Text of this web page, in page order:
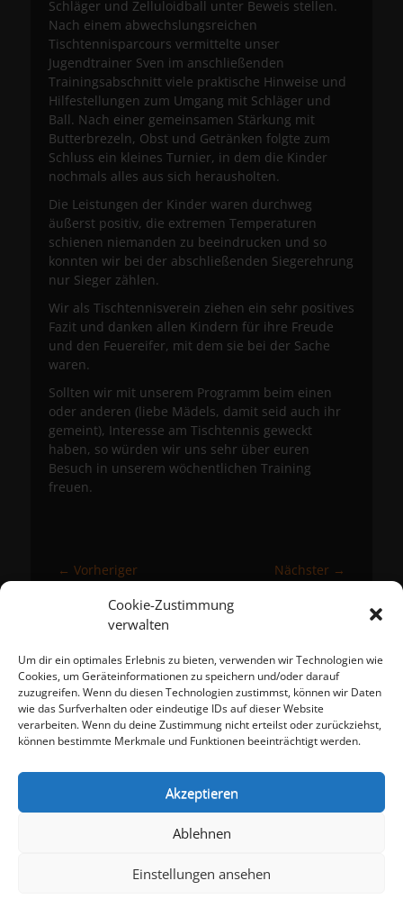
Cookie-Zustimmung
verwalten
Um dir ein optimales Erlebnis zu bieten, verwenden wir Technologien wie
Cookies, um Geräteinformationen zu speichern und/oder darauf
zuzugreifen. Wenn du diesen Technologien zustimmst, können wir Daten
wie das Surfverhalten oder eindeutige IDs auf dieser Website
verarbeiten. Wenn du deine Zustimmung nicht erteilst oder zurückziehst,
können bestimmte Merkmale und Funktionen beeinträchtigt werden.
Akzeptieren
Ablehnen
Einstellungen ansehen
Schläger und Zelluloidball unter Beweis stellen.
Nach einem abwechslungsreichen
Tischtennisparcours vermittelte unser
Jugendtrainer Sven im anschließenden
Trainingsabschnitt viele praktische Hinweise und
Hilfestellungen zum Umgang mit Schläger und
Ball. Nach einer gemeinsamen Stärkung mit
Butterbrezeln, Obst und Getränken folgte zum
Schluss ein kleines Turnier, in dem die Kinder
nochmals alles aus sich herausholten.
Die Leistungen der Kinder waren durchweg
äußerst positiv, die extremen Temperaturen
schienen niemanden zu beeindrucken und so
konnten wir bei der abschließenden Siegerehrung
nur Sieger zählen.
Wir als Tischtennisverein ziehen ein sehr positives
Fazit und danken allen Kindern für ihre Freude
und den Feuereifer, mit dem sie bei der Sache
waren.
Sollten wir mit unserem Programm beim einen
oder anderen (liebe Mädels, damit seid auch ihr
gemeint), Interesse am Tischtennis geweckt
haben, so würden wir uns sehr über euren
Besuch in unserem wöchentlichen Training
freuen.
Beitragsnavigation
← Vorheriger
Nächster →
Beitrag:
Meta
Anmelden
Eintrags-Feed
Kommentar-Feed
Cookie-Richtlinie (EU)